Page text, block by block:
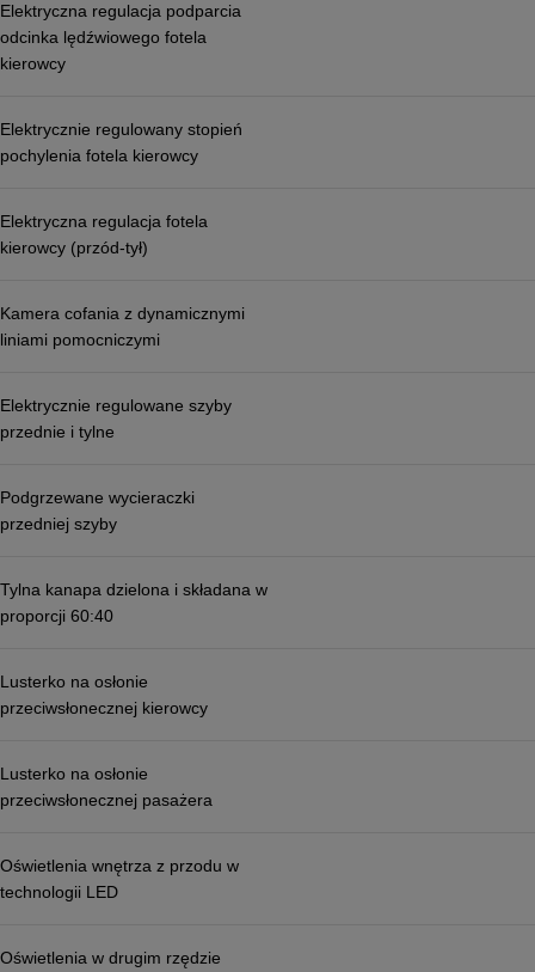
Elektryczna regulacja podparcia
odcinka lędźwiowego fotela
kierowcy
Elektrycznie regulowany stopień
pochylenia fotela kierowcy
Elektryczna regulacja fotela
kierowcy (przód-tył)
Kamera cofania z dynamicznymi
liniami pomocniczymi
Elektrycznie regulowane szyby
przednie i tylne
Podgrzewane wycieraczki
przedniej szyby
Tylna kanapa dzielona i składana w
proporcji 60:40
Lusterko na osłonie
przeciwsłonecznej kierowcy
Lusterko na osłonie
przeciwsłonecznej pasażera
Oświetlenia wnętrza z przodu w
technologii LED
Oświetlenia w drugim rzędzie